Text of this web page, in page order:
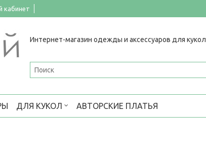
кабинет
Интернет-магазин одежды и аксессуаров для кукол
ДЛЯ КУКОЛ АВТОРСКИЕ ПЛАТЬЯ